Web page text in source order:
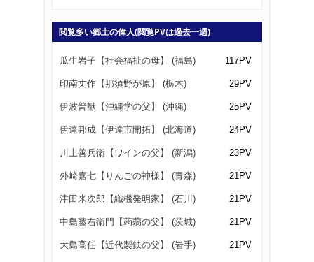
閲覧多い郷土の偉人(閲覧PVは過去一週)
瓜生岩子【社会福祉の母】 (福島) 117PV
印南丈作【那須野が原】 (栃木) 29PV
伊波普猷【沖縄学の父】 (沖縄) 25PV
伊達邦成【伊達市開拓】 (北海道) 24PV
川上善兵衛【ワインの父】 (新潟) 23PV
外崎嘉七【りんごの神様】 (青森) 21PV
津田米次郎【織機発明家】 (石川) 21PV
中島藤右衛門【蒟蒻の父】 (茨城) 21PV
大島高任【近代製鉄の父】 (岩手) 21PV